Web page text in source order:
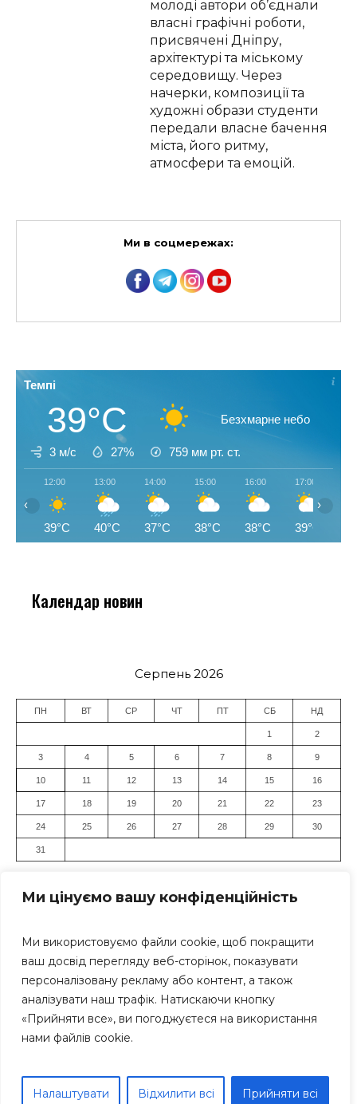
Ми цінуємо вашу конфіденційність
Ми використовуємо файли cookie, щоб покращити
ваш досвід перегляду веб-сторінок, показувати
персоналізовану рекламу або контент, а також
аналізувати наш трафік. Натискаючи кнопку
«Прийняти все», ви погоджуєтеся на використання
нами файлів cookie.
Налаштувати Відхилити всі Прийняти всі
молоді автори об’єднали
власні графічні роботи,
присвячені Дніпру,
архітектурі та міському
середовищу. Через
начерки, композиції та
художні образи студенти
передали власне бачення
міста, його ритму,
атмосфери та емоцій.
Ми в соцмережах:
Темпі
39°C Безхмарне небо
3 м/с 27% 759 мм рт. ст.
12:00
39°C
13:00
40°C
14:00
37°C
15:00
38°C
16:00
38°C
17:00
39°C
‹ ›
Календар новин
Серпень 2026
ПН ВТ СР ЧТ ПТ СБ НД
1 2
3 4 5 6 7 8 9
10 11 12 13 14 15 16
17 18 19 20 21 22 23
24 25 26 27 28 29 30
31
Засновник: Громадська організація "Дніпровський Прес-
Клуб" Всі права захищені. Використання матеріалів
інтернет-видань - гіперпосилання) на «Дніпро Інформ»
Дніпро Інформ © 1999-2025 рр; Тел.: +38 (063) 271-17-71